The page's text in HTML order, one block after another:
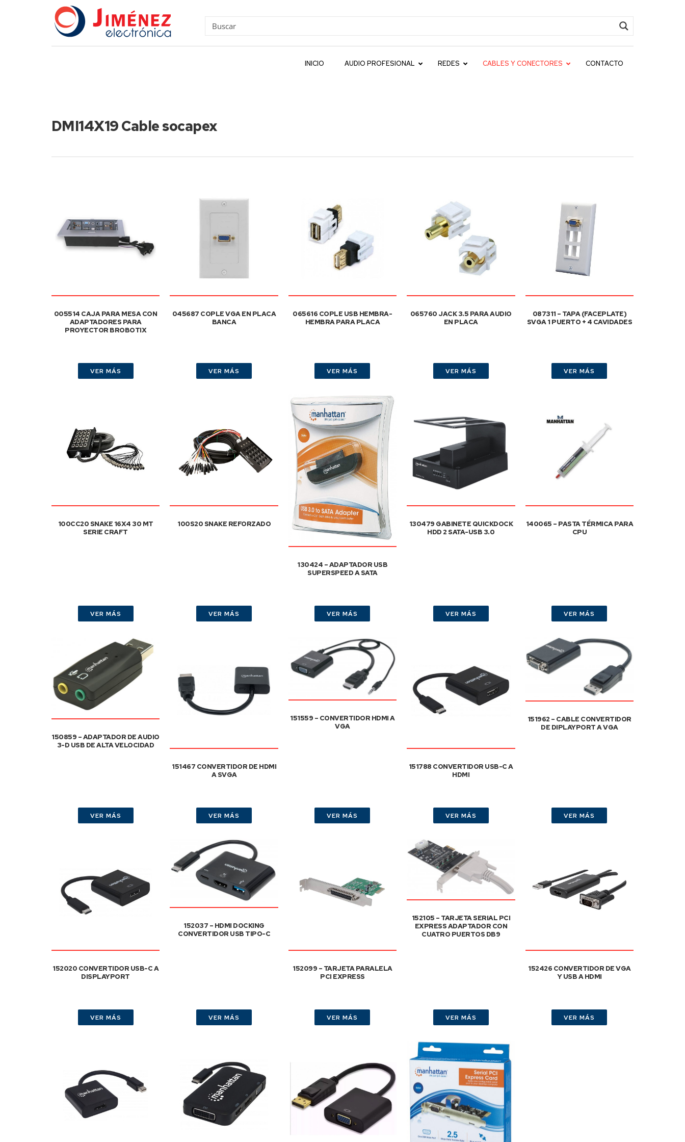
INICIO AUDIO PROFESIONAL REDES CABLES Y CONECTORES CONTACTO
DMI14X19 Cable socapex
005514 CAJA PARA MESA CON
ADAPTADORES PARA
PROYECTOR BROBOTIX
VER MÁS
045687 COPLE VGA EN PLACA
BANCA
VER MÁS
065616 COPLE USB HEMBRA-
HEMBRA PARA PLACA
VER MÁS
065760 JACK 3.5 PARA AUDIO
EN PLACA
VER MÁS
087311 – TAPA (FACEPLATE)
SVGA 1 PUERTO + 4 CAVIDADES
VER MÁS
100CC20 SNAKE 16X4 30 MT
SERIE CRAFT
VER MÁS
100S20 SNAKE REFORZADO
VER MÁS
130424 – ADAPTADOR USB
SUPERSPEED A SATA
VER MÁS
130479 GABINETE QUICKDOCK
HDD 2 SATA-USB 3.0
VER MÁS
140065 – PASTA TÉRMICA PARA
CPU
VER MÁS
150859 – ADAPTADOR DE AUDIO
3-D USB DE ALTA VELOCIDAD
VER MÁS
151467 CONVERTIDOR DE HDMI
A SVGA
VER MÁS
151559 – CONVERTIDOR HDMI A
VGA
VER MÁS
151788 CONVERTIDOR USB-C A
HDMI
VER MÁS
151962 – CABLE CONVERTIDOR
DE DIPLAYPORT A VGA
VER MÁS
152020 CONVERTIDOR USB-C A
DISPLAYPORT
VER MÁS
152037 – HDMI DOCKING
CONVERTIDOR USB TIPO-C
VER MÁS
152099 – TARJETA PARALELA
PCI EXPRESS
VER MÁS
152105 – TARJETA SERIAL PCI
EXPRESS ADAPTADOR CON
CUATRO PUERTOS DB9
VER MÁS
152426 CONVERTIDOR DE VGA
Y USB A HDMI
VER MÁS